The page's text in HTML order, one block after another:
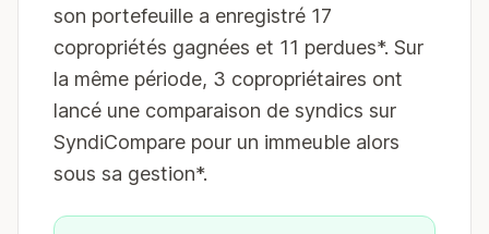
son portefeuille a enregistré 17
copropriétés gagnées et 11 perdues*. Sur
la même période, 3 copropriétaires ont
lancé une comparaison de syndics sur
SyndiCompare pour un immeuble alors
sous sa gestion*.